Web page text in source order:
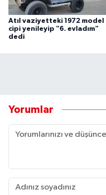
Atıl vaziyetteki 1972 model
cipi yenileyip "6. evladım"
dedi
Yorumlar